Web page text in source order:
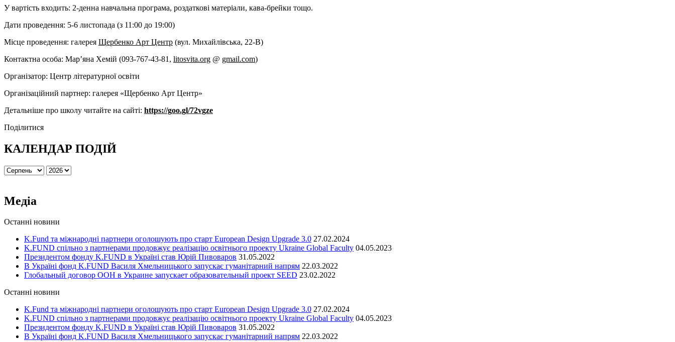
У вартість входить: 2-денна навчальна програма, роздаткові матеріали, кава-брейки тощо.
Дати проведення: 5-6 листопада (з 11:00 до 19:00)
Місце проведення: галерея Щербенко Арт Центр (вул. Михайлівська, 22-В)
Контактна особа: Мар’яна Хемій (093-767-43-81, litosvita.org @ gmail.com)
Організатор: Центр літературної освіти
Організаційний партнер: галерея «Щербенко Арт Центр»
Детальніше про школу читайте на сайті: https://goo.gl/72vgze
Поділитися
КАЛЕНДАР ПОДІЙ
Медіа
Останні новини
K.Fund та міжнародні партнери оголошують про старт European Design Upgrade 3.0 27.02.2024
K.FUND спільно з партнерами продовжує реалізацію освітнього проекту Ukraine Global Faculty 04.05.2023
Президентом фонду K.FUND в Україні став Юрій Пивоваров 31.05.2022
В Україні фонд K.FUND Василя Хмельницького запускає гуманітарний напрям 22.03.2022
Глобальный договор ООН в Украине запускает образовательный проект SEED 23.02.2022
Останні новини
K.Fund та міжнародні партнери оголошують про старт European Design Upgrade 3.0 27.02.2024
K.FUND спільно з партнерами продовжує реалізацію освітнього проекту Ukraine Global Faculty 04.05.2023
Президентом фонду K.FUND в Україні став Юрій Пивоваров 31.05.2022
В Україні фонд K.FUND Василя Хмельницького запускає гуманітарний напрям 22.03.2022